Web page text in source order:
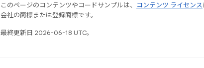
このページのコンテンツやコードサンプルは、 コンテンツ ライセンス
会社の商標または登録商標です。
最終更新日 2026-06-18 UTC。